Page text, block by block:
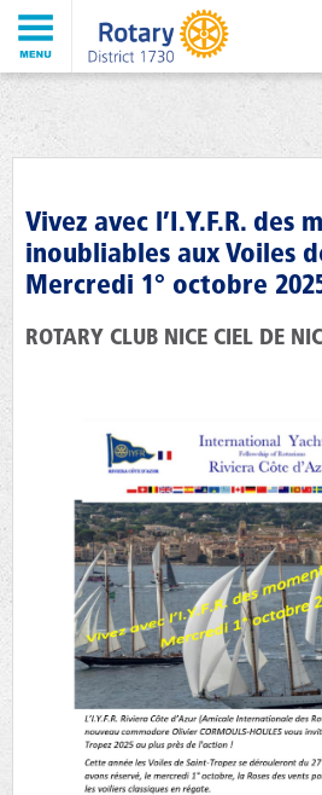
Vivez avec l’I.Y.F.R. des
inoubliables aux Voiles
Mercredi 1° octobre
ROTARY CLUB NICE CIEL DE